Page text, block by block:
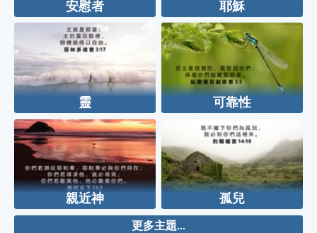
安慰者 耶穌
靈 可靠性
親近神 孤兒
更多主題...